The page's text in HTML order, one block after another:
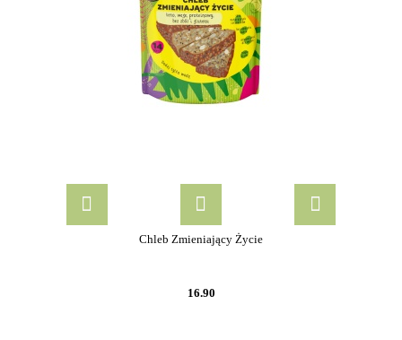
Chleb Zmieniający Życie
16.90